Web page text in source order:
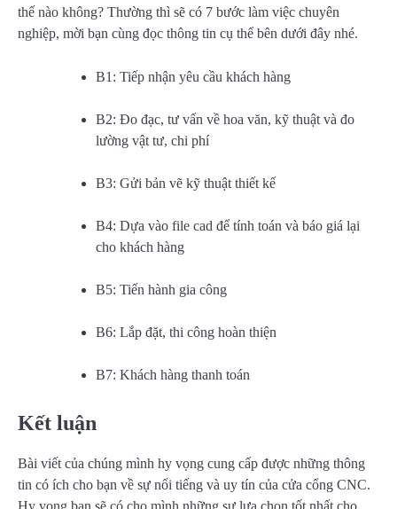
thế nào không? Thường thì sẽ có 7 bước làm việc chuyên
nghiệp, mời bạn cùng đọc thông tin cụ thể bên dưới đây nhé.
B1: Tiếp nhận yêu cầu khách hàng
B2: Đo đạc, tư vấn về hoa văn, kỹ thuật và đo
lường vật tư, chi phí
B3: Gửi bản vẽ kỹ thuật thiết kế
B4: Dựa vào file cad để tính toán và báo giá lại
cho khách hàng
B5: Tiến hành gia công
B6: Lắp đặt, thi công hoàn thiện
B7: Khách hàng thanh toán
Kết luận
Bài viết của chúng mình hy vọng cung cấp được những thông
tin có ích cho bạn về sự nổi tiếng và uy tín của cửa cổng CNC.